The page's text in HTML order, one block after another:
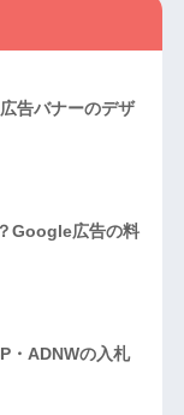
告バナーのデザ
Google広告の料
・ADNWの入札